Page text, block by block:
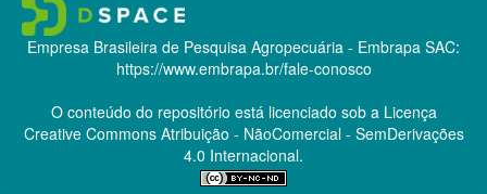
Empresa Brasileira de Pesquisa Agropecuária - Embrapa SAC:
https://www.embrapa.br/fale-conosco
O conteúdo do repositório está licenciado sob a Licença
Creative CommonsAtribuição - NãoComercial - SemDerivações
4.0 Internacional.